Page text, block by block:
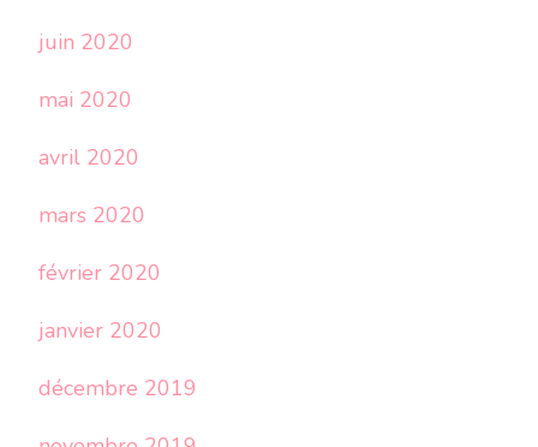
juin 2020
mai 2020
avril 2020
mars 2020
février 2020
janvier 2020
décembre 2019